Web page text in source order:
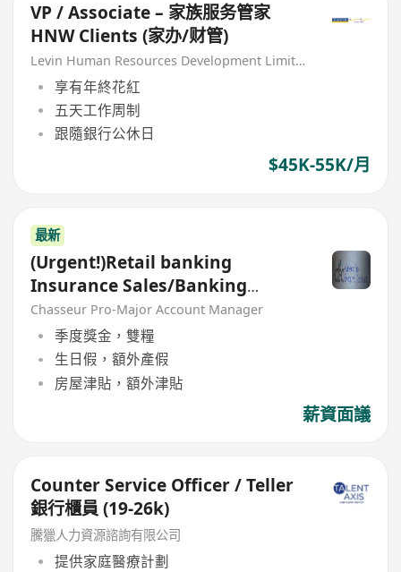
VP / Associate – 家族服务管家
HNW Clients (家办/财管)
Levin Human Resources Development Limited
享有年終花紅
五天工作周制
跟隨銀行公休日
$45K-55K/月
最新
(Urgent!)Retail banking
Insurance Sales/Banking
Sales(Welcome insurance)(P)
Chasseur Pro-Major Account Manager
季度獎金，雙糧
生日假，額外產假
房屋津貼，額外津貼
薪資面議
Counter Service Officer / Teller
銀行櫃員 (19-26k)
騰獵人力資源諮詢有限公司
提供家庭醫療計劃